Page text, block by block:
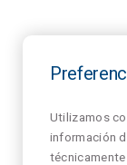
Utilizamos
información